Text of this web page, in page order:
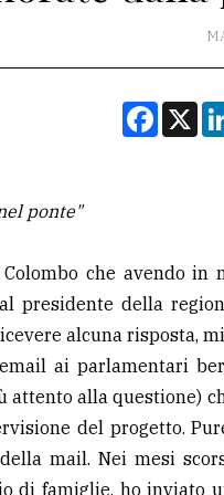
X
ponte"
che avendo
presidente della
alcuna risposta,
ai parlamentari
attento alla questione)
del progetto.
mail. Nei mesi
di famiglie, ho inviato